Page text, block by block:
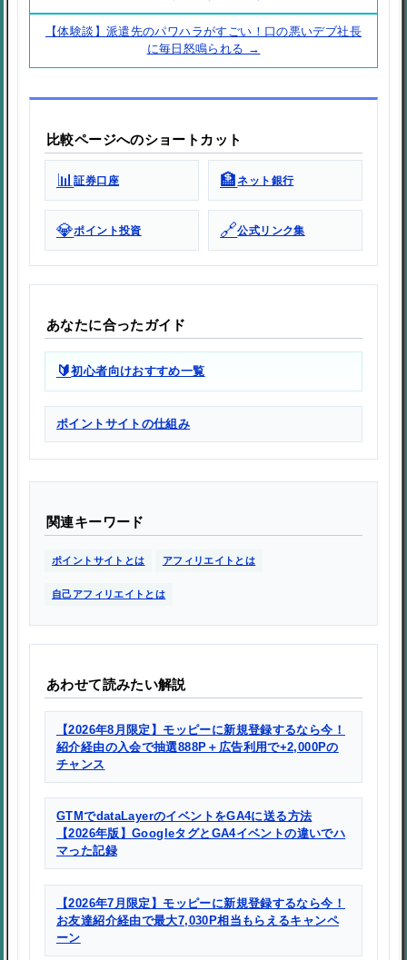
【体験談】派遣先のパワハラがすごい！口の悪いデブ社長
に毎日怒鳴られる →
比較ページへのショートカット
📊証券口座 🏦ネット銀行
💎ポイント投資 🔗公式リンク集
あなたに合ったガイド
🔰初心者向けおすすめ一覧
ポイントサイトの仕組み
関連キーワード
ポイントサイトとは アフィリエイトとは
自己アフィリエイトとは
あわせて読みたい解説
【2026年8月限定】モッピーに新規登録するなら今！
紹介経由の入会で抽選888P＋広告利用で+2,000Pの
チャンス
GTMでdataLayerのイベントをGA4に送る方法
【2026年版】GoogleタグとGA4イベントの違いでハ
マった記録
【2026年7月限定】モッピーに新規登録するなら今！
お友達紹介経由で最大7,030P相当もらえるキャンペ
ーン